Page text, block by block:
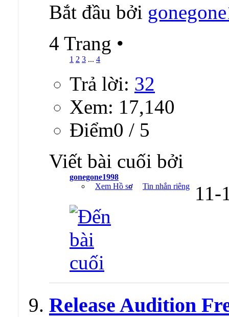
Bắt đầu bởi
4 Trang •
1 2 3 ... 4
Trả lời: 32
Xem: 17,140
Ðiểm0 / 5
Viết bài cuối bởi
gonegone1998
Xem Hồ sơ
Tin nhắn riêng 11-
Release Audition